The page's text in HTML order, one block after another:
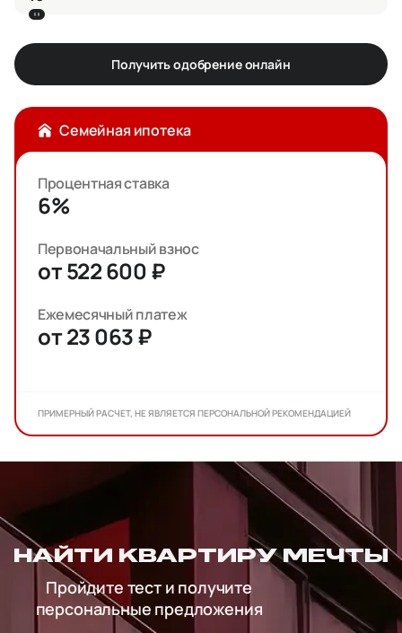
Получить одобрение онлайн
Семейная ипотека
Процентная ставка
6%
Первоначальный взнос
от 522 600 ₽
Ежемесячный платеж
от 23 063 ₽
ПРИМЕРНЫЙ РАСЧЕТ, НЕ ЯВЛЯЕТСЯ ПЕРСОНАЛЬНОЙ РЕКОМЕНДАЦИЕЙ
НАЙТИ КВАРТИРУ МЕЧТЫ
Пройдите тест и получите
персональные предложения